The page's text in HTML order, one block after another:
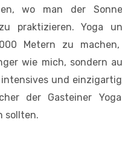
wo man der
praktizieren. Yoga
Metern zu
wie mich, sondern
und
der Gasteiner
sollten.